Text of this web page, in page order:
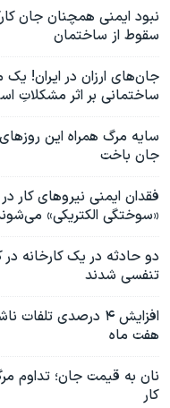
نبود ایمنی همچنان جان
سقوط از ساختمان
جان‌های ارزان در ایران!
ساختمانی بر اثر مشکلاتِ
سایه مرگ همراه این
جان باخت
فقدان ایمنی نیروهای کار در
«سوختگی الکتریکی»
تنفسی شدند
هفت ماه
نان به قیمت جان؛ تداوم
کار